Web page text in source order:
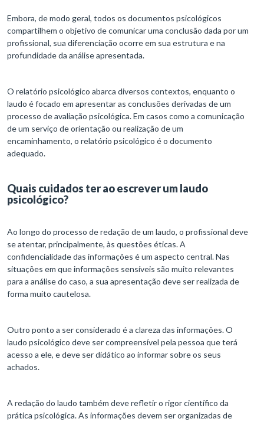
Embora, de modo geral, todos os documentos psicológicos
compartilhem o objetivo de comunicar uma conclusão dada por um
profissional, sua diferenciação ocorre em sua estrutura e na
profundidade da análise apresentada.
O relatório psicológico abarca diversos contextos, enquanto o
laudo é focado em apresentar as conclusões derivadas de um
processo de avaliação psicológica. Em casos como a comunicação
de um serviço de orientação ou realização de um
encaminhamento, o relatório psicológico é o documento
adequado.
Quais cuidados ter ao escrever um laudo
psicológico?
Ao longo do processo de redação de um laudo, o profissional deve
se atentar, principalmente, às questões éticas. A
confidencialidade das informações é um aspecto central. Nas
situações em que informações sensíveis são muito relevantes
para a análise do caso, a sua apresentação deve ser realizada de
forma muito cautelosa.
Outro ponto a ser considerado é a clareza das informações. O
laudo psicológico deve ser compreensível pela pessoa que terá
acesso a ele, e deve ser didático ao informar sobre os seus
achados.
A redação do laudo também deve refletir o rigor científico da
prática psicológica. As informações devem ser organizadas de